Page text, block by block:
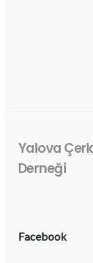
Yalova
Derneği
Facebook